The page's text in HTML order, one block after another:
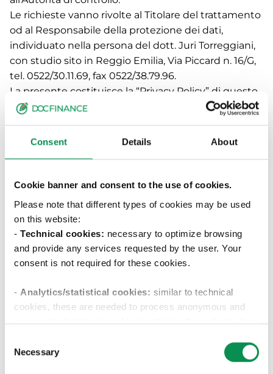
Consent Details About
Cookie banner and consent to the use of cookies.
Please note that different types of cookies may be used
on this website:
- Technical cookies: necessary to optimize browsing
and provide any services requested by the user. Your
consent is not required for these cookies.
- Analytics/statistical cookies: similar to technical
cookies, these are needed to process anonymous and
aggregate statistics in order to optimize the website. Your
these cookies are used
Selection
Necessary
Le richieste vanno rivolte al Titolare del trattamento
od al Responsabile della protezione dei dati,
individuato nella persona del dott. Juri Torreggiani,
con studio sito in Reggio Emilia, Via Piccard n. 16/G,
tel. 0522/30.11.69, fax 0522/38.79.96.
La presente costituisce la “Privacy Policy” di questo
sito che sarà soggetta ad aggiornamenti.
Reggio Emilia (RE) – 23/05/2023
Informativa a clienti e fornitori
rilasciata da Docfinance S.r.l. ai
sensi dell'art. 13 del Regolamento
Europeo 2016/679
sensi dell’art. 13 del Regolamento Europeo 2016/679